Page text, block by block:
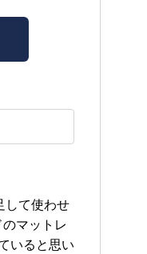
して使わせ
マットレ
いると思い